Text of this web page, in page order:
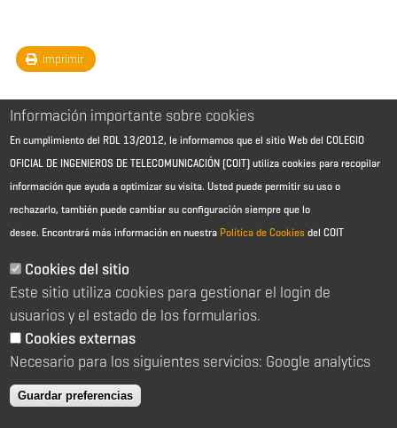
Imprimir
Aviso Legal - Información general
Política de cookies
Política de reembolso
Sitemap
C/ Almagro 2 1º Izqda 28010 Madrid
91 391 10 66
coit@coit.es
Información importante sobre cookies
En cumplimiento del RDL 13/2012, le informamos que el sitio Web del COLEGIO
OFICIAL DE INGENIEROS DE TELECOMUNICACIÓN (COIT) utiliza cookies para recopilar
información que ayuda a optimizar su visita. Usted puede permitir su uso o
rechazarlo, también puede cambiar su configuración siempre que lo
desee. Encontrará más información en nuestra Política de Cookies del COIT
Cookies del sitio
Este sitio utiliza cookies para gestionar el login de
usuarios y el estado de los formularios.
Cookies externas
Necesario para los siguientes servicios: Google analytics
Guardar preferencias